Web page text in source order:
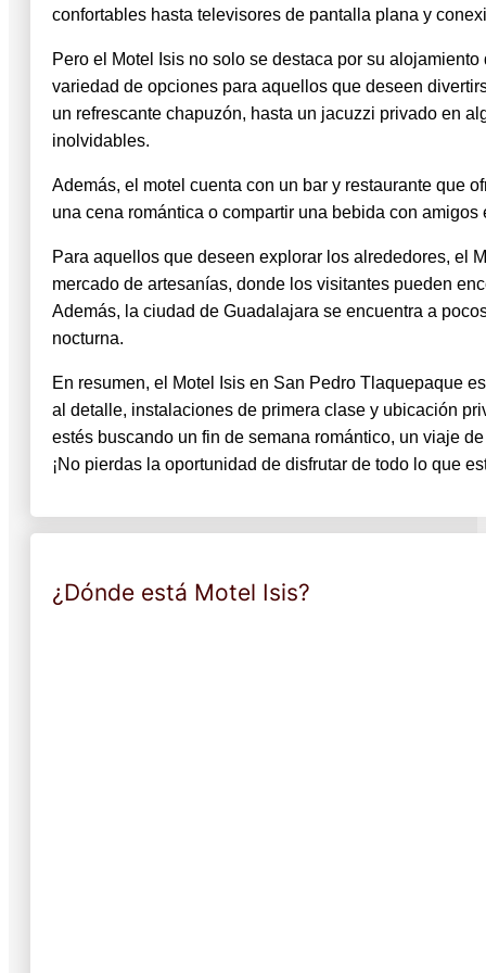
confortables hasta televisores de pantalla plana y
Pero el Motel Isis no solo se destaca por su
variedad de opciones para aquellos que deseen
un refrescante chapuzón, hasta un jacuzzi privado en
inolvidables.
Además, el motel cuenta con un bar y restaurante que
una cena romántica o compartir una bebida con
Para aquellos que deseen explorar los alrededores, el
mercado de artesanías, donde los visitantes pueden
Además, la ciudad de Guadalajara se encuentra a
nocturna.
En resumen, el Motel Isis en San Pedro Tlaquepaque
al detalle, instalaciones de primera clase y ubicación
estés buscando un fin de semana romántico, un viaje
¡No pierdas la oportunidad de disfrutar de todo lo que
¿Dónde está Motel Isis?